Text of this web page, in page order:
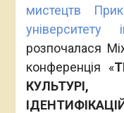
мистецтв
розпочалася
конференція «
КУЛЬТУРІ,